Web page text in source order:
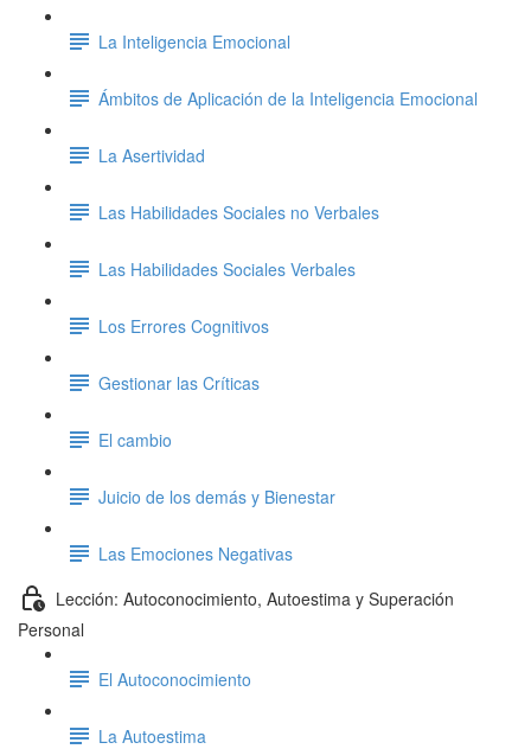
La Inteligencia Emocional
Ámbitos de Aplicación de la Inteligencia Emocional
La Asertividad
Las Habilidades Sociales no Verbales
Las Habilidades Sociales Verbales
Los Errores Cognitivos
Gestionar las Críticas
El cambio
Juicio de los demás y Bienestar
Las Emociones Negativas
Lección: Autoconocimiento, Autoestima y Superación
Personal
El Autoconocimiento
La Autoestima